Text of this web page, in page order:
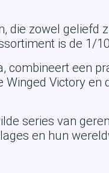
die zowel geliefd
is de 1/
combineert een
Victory en
series van
en hun